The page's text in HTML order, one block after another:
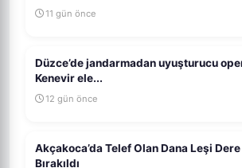
11 gün önce
Düzce’de jandarmadan uyuşturucu
Kenevir ele...
12 gün önce
Akçakoca’da Telef Olan Dana Leşi Dere
Bırakıldı